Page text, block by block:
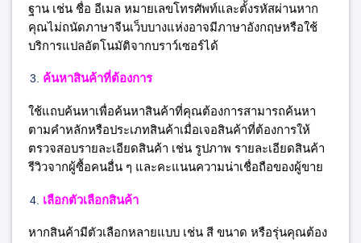
ฐาน เช่น ชื่อ อีเมล หมายเลขโทรศัพท์และตั้งรหัสผ่านหาก
คุณไม่ถนัดภาษาจีนเว็บบางแห่งอาจมีภาษาอังกฤษหรือใช้
บริการแปลอัตโนมัติจากบราว์เซอร์ได้
ค้นหาสินค้าที่ต้องการ
ใช้แถบค้นหาเพื่อค้นหาสินค้าที่คุณต้องการสามารถค้นหา
ตามคำหลักหรือประเภทสินค้าเมื่อเจอสินค้าที่ต้องการให้
ตรวจสอบรายละเอียดสินค้า เช่น รูปภาพ รายละเอียดสินค้า
รีวิวจากผู้ซื้อคนอื่น ๆ และคะแนนความน่าเชื่อถือของผู้ขาย
เลือกตัวเลือกสินค้า
หากสินค้ามีตัวเลือกหลายแบบ เช่น สี ขนาด หรือรุ่นคุณต้อง